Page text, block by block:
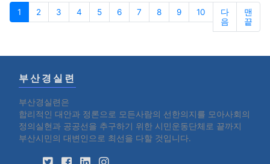
1 2 3 4 5 6 7 8 9 10
다
음
맨
끝
부산경실련
부산경실련은
합리적인 대안과 정론으로 모든사람의 선한의지를 모아사회의
정의실현과 공공선을 추구하기 위한 시민운동단체로 끝까지
부산시민의 대변인으로 최선을 다할 것입니다.